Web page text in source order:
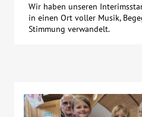
Wir haben unseren
in einen Ort voller Musik,
Stimmung verwandelt.